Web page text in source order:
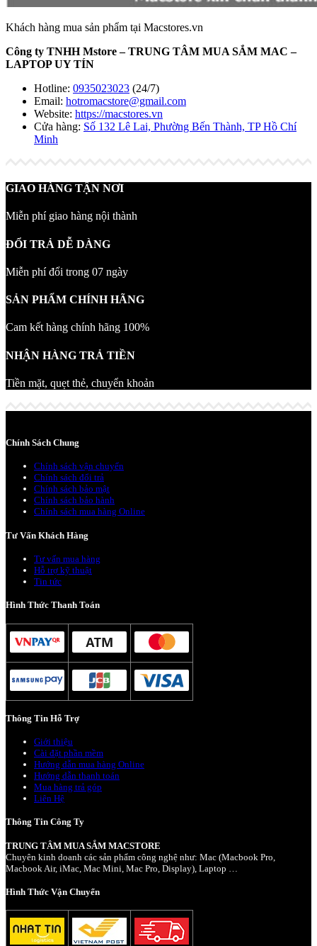
Khách hàng mua sản phẩm tại Macstores.vn
Công ty TNHH Mstore – TRUNG TÂM MUA SẮM MAC –
LAPTOP UY TÍN
Hotline: 0935023023 (24/7)
Email: hotromacstore@gmail.com
Website: https://macstores.vn
Cửa hàng: Số 132 Lê Lai, Phường Bến Thành, TP Hồ Chí
Minh
GIAO HÀNG TẬN NƠI
Miễn phí giao hàng nội thành
ĐỔI TRẢ DỄ DÀNG
Miễn phí đổi trong 07 ngày
SẢN PHẨM CHÍNH HÃNG
Cam kết hàng chính hãng 100%
NHẬN HÀNG TRẢ TIỀN
Tiền mặt, quẹt thẻ, chuyển khoản
Chính Sách Chung
Chính sách vận chuyển
Chính sách đổi trả
Chính sách bảo mật
Chính sách bảo hành
Chính sách mua hàng Online
Tư Vấn Khách Hàng
Tư vấn mua hàng
Hỗ trợ kỹ thuật
Tin tức
Hình Thức Thanh Toán
Thông Tin Hỗ Trợ
Giới thiệu
Cài đặt phần mềm
Hướng dẫn mua hàng Online
Hướng dẫn thanh toán
Mua hàng trả góp
Liên Hệ
Thông Tin Công Ty
TRUNG TÂM MUA SẮM MACSTORE
Chuyên kinh doanh các sản phẩm công nghệ như: Mac (Macbook Pro,
Macbook Air, iMac, Mac Mini, Mac Pro, Display), Laptop …
Hình Thức Vận Chuyển